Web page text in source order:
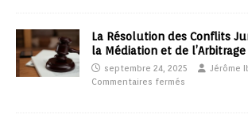
La Résolution des Conflits
la Médiation et de l’Arbitrage
septembre 24, 2025
Jérôme
Commentaires fermés